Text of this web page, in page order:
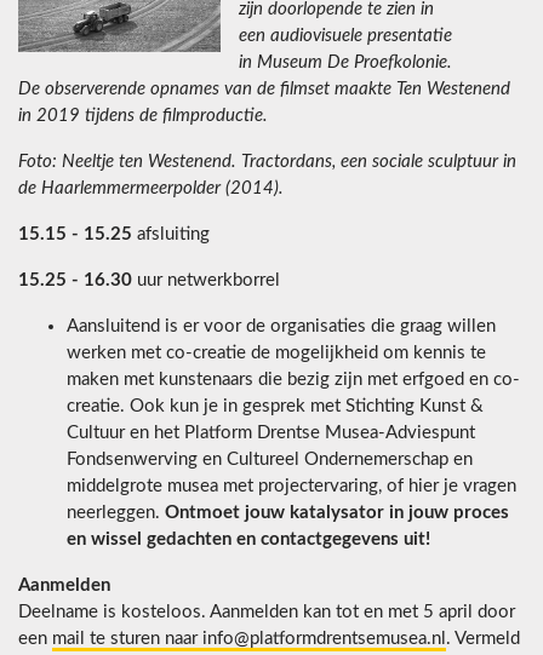
zijn doorlopende te zien in
een audiovisuele presentatie
in Museum De Proefkolonie.
De observerende opnames van de filmset maakte Ten Westenend
in 2019 tijdens de filmproductie.
Foto: Neeltje ten Westenend. Tractordans, een sociale sculptuur in
de Haarlemmermeerpolder (2014).
15.15 - 15.25 afsluiting
15.25 - 16.30 uur netwerkborrel
Aansluitend is er voor de organisaties die graag willen
werken met co-creatie de mogelijkheid om kennis te
maken met kunstenaars die bezig zijn met erfgoed en co-
creatie. Ook kun je in gesprek met Stichting Kunst &
Cultuur en het Platform Drentse Musea-Adviespunt
Fondsenwerving en Cultureel Ondernemerschap en
middelgrote musea met projectervaring, of hier je vragen
neerleggen. Ontmoet jouw katalysator in jouw proces
en wissel gedachten en contactgegevens uit!
Aanmelden
Deelname is kosteloos. Aanmelden kan tot en met 5 april door
een mail te sturen naar info@platformdrentsemusea.nl . Vermeld